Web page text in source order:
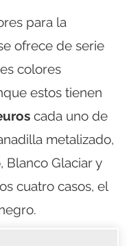
para la
ofrece de serie
colores
estos tienen
cada uno de
metalizado,
Blanco Glaciar y
cuatro casos, el